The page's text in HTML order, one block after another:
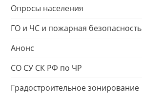
Опросы населения
ГО и ЧС и пожарная безопасность
Анонс
СО СУ СК РФ по ЧР
Градостроительное зонирование